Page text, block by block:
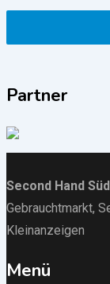
Partner
Second Hand
Gebrauchtmarkt,
Kleinanzeigen
Menü